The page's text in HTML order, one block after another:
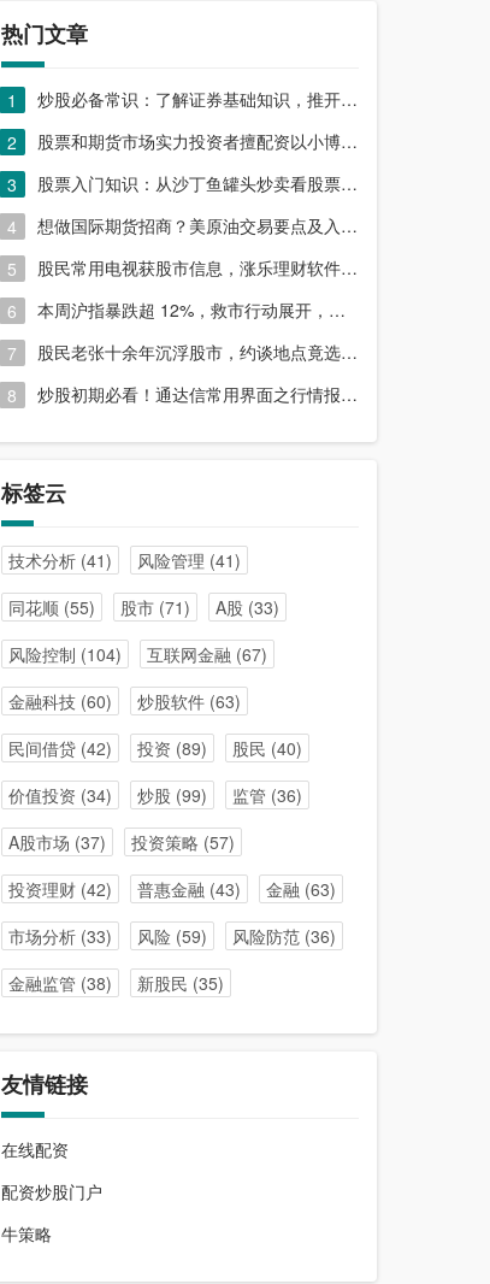
热门文章
1
炒股必备常识：了解证券基础知识，推开股票市场大门
2
股票和期货市场实力投资者擅配资以小博大，顶配网优势尽显
3
股票入门知识：从沙丁鱼罐头炒卖看股票交易本质，你了解吗？
4
想做国际期货招商？美原油交易要点及入门指南请收好
5
股民常用电视获股市信息，涨乐理财软件或能满足更多需求？
6
本周沪指暴跌超 12%，救市行动展开，周五市场有何措施？
7
股民老张十余年沉浮股市，约谈地点竟选在开户超市门口？
8
炒股初期必看！通达信常用界面之行情报价与分时图介绍
标签云
技术分析 (41) 风险管理 (41)
同花顺 (55) 股市 (71) A股 (33)
风险控制 (104) 互联网金融 (67)
金融科技 (60) 炒股软件 (63)
民间借贷 (42) 投资 (89) 股民 (40)
价值投资 (34) 炒股 (99) 监管 (36)
A股市场 (37) 投资策略 (57)
投资理财 (42) 普惠金融 (43) 金融 (63)
市场分析 (33) 风险 (59) 风险防范 (36)
金融监管 (38) 新股民 (35)
友情链接
在线配资
配资炒股门户
牛策略